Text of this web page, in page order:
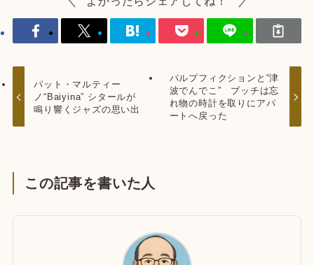
パット・マルティー
ノ“Baiyina” シタールが
鳴り響くジャズの思い出
パルプフィクションと“津
波でんでこ” ブッチは忘
れ物の時計を取りにアパ
ートへ戻った
この記事を書いた人